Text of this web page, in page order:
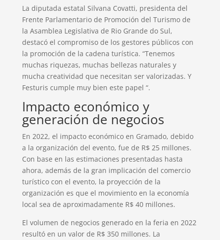
La diputada estatal Silvana Covatti, presidenta del
Frente Parlamentario de Promoción del Turismo de
la Asamblea Legislativa de Rio Grande do Sul,
destacó el compromiso de los gestores públicos con
la promoción de la cadena turística. “Tenemos
muchas riquezas, muchas bellezas naturales y
mucha creatividad que necesitan ser valorizadas. Y
Festuris cumple muy bien este papel “.
Impacto económico y
generación de negocios
En 2022, el impacto económico en Gramado, debido
a la organización del evento, fue de R$ 25 millones.
Con base en las estimaciones presentadas hasta
ahora, además de la gran implicación del comercio
turístico con el evento, la proyección de la
organización es que el movimiento en la economía
local sea de aproximadamente R$ 40 millones.
El volumen de negocios generado en la feria en 2022
resultó en un valor de R$ 350 millones. La